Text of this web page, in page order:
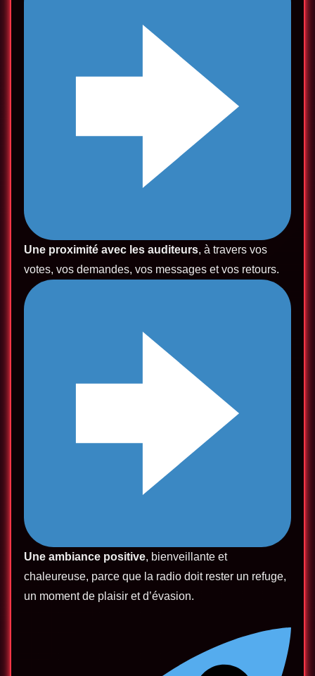
Une proximité avec les auditeurs, à travers vos
votes, vos demandes, vos messages et vos retours.
Une ambiance positive, bienveillante et
chaleureuse, parce que la radio doit rester un refuge,
un moment de plaisir et d’évasion.